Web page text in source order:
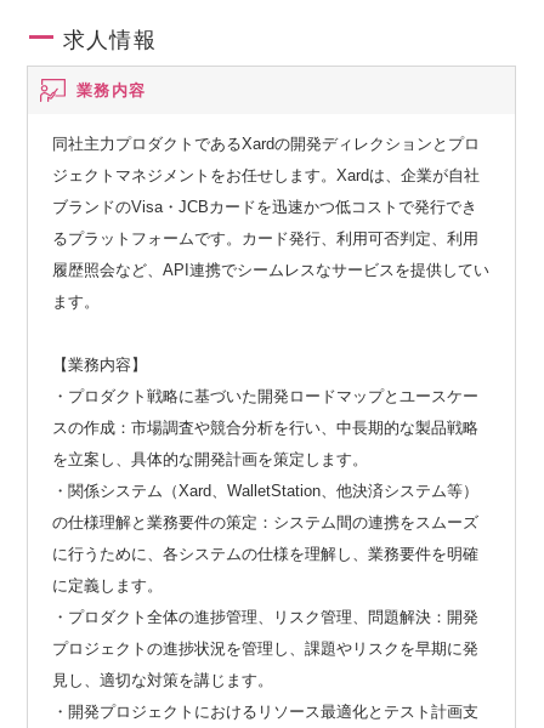
求人情報
業務内容
同社主力プロダクトであるXardの開発ディレクションとプロ
ジェクトマネジメントをお任せします。Xardは、企業が自社
ブランドのVisa・JCBカードを迅速かつ低コストで発行でき
るプラットフォームです。カード発行、利用可否判定、利用
履歴照会など、API連携でシームレスなサービスを提供してい
ます。
【業務内容】
・プロダクト戦略に基づいた開発ロードマップとユースケー
スの作成：市場調査や競合分析を行い、中長期的な製品戦略
を立案し、具体的な開発計画を策定します。
・関係システム（Xard、WalletStation、他決済システム等）
の仕様理解と業務要件の策定：システム間の連携をスムーズ
に行うために、各システムの仕様を理解し、業務要件を明確
に定義します。
・プロダクト全体の進捗管理、リスク管理、問題解決：開発
プロジェクトの進捗状況を管理し、課題やリスクを早期に発
見し、適切な対策を講じます。
・開発プロジェクトにおけるリソース最適化とテスト計画支